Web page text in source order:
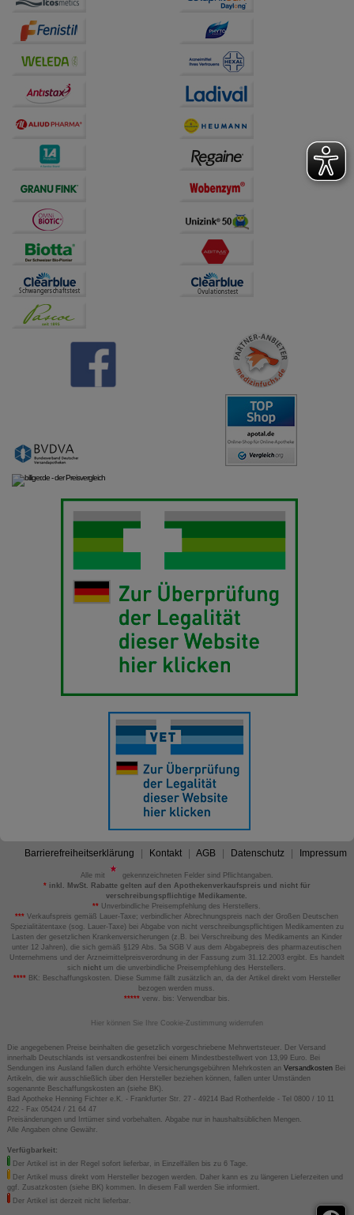
Barrierefreiheitserklärung Kontakt AGB Datenschutz Impressum
Alle mit
gekennzeichneten Felder sind Pflichtangaben.
*inkl. MwSt. Rabatte gelten auf den Apothekenverkaufspreis und nicht für
verschreibungspflichtige Medikamente.
** Unverbindliche Preisempfehlung des Herstellers.
*** Verkaufspreis gemäß Lauer-Taxe; verbindlicher Abrechnungspreis nach der Großen Deutschen
Spezialitätentaxe (sog. Lauer-Taxe) bei Abgabe von nicht verschreibungspflichtigen Medikamenten zu
Lasten der gesetzlichen Krankenversicherungen (z.B. bei Verschreibung des Medikaments an Kinder
unter 12 Jahren), die sich gemäß §129 Abs. 5a SGB V aus dem Abgabepreis des pharmazeutischen
Unternehmens und der Arzneimittelpreisverordnung in der Fassung zum 31.12.2003 ergibt. Es handelt
sich nicht um die unverbindliche Preisempfehlung des Herstellers.
****BK: Beschaffungskosten. Diese Summe fällt zusätzlich an, da der Artikel direkt vom Hersteller
bezogen werden muss.
*****verw. bis: Verwendbar bis.
Hier können Sie Ihre Cookie-Zustimmung widerrufen
Die angegebenen Preise beinhalten die gesetzlich vorgeschriebene Mehrwertsteuer. Der Versand
innerhalb Deutschlands ist versandkostenfrei bei einem Mindestbestellwert von 13,99 Euro. Bei
Sendungen ins Ausland fallen durch erhöhte Versicherungsgebühren Mehrkosten an VersandkostenBei
Artikeln, die wir ausschließlich über den Hersteller beziehen können, fallen unter Umständen
sogenannte Beschaffungskosten an (siehe BK).
Bad Apotheke Henning Fichter e.K. - Frankfurter Str. 27 - 49214 Bad Rothenfelde - Tel 0800 / 10 11
422 - Fax 05424 / 21 64 47
Preisänderungen und Irrtümer sind vorbehalten. Abgabe nur in haushaltsüblichen Mengen.
Alle Angaben ohne Gewähr.
Verfügbarkeit:
Der Artikel ist in der Regel sofort lieferbar, in Einzelfällen bis zu 6 Tage.
Der Artikel muss direkt vom Hersteller bezogen werden. Daher kann es zu längeren Lieferzeiten und
ggf. Zusatzkosten (siehe BK) kommen. In diesem Fall werden Sie informiert.
Der Artikel ist derzeit nicht lieferbar.